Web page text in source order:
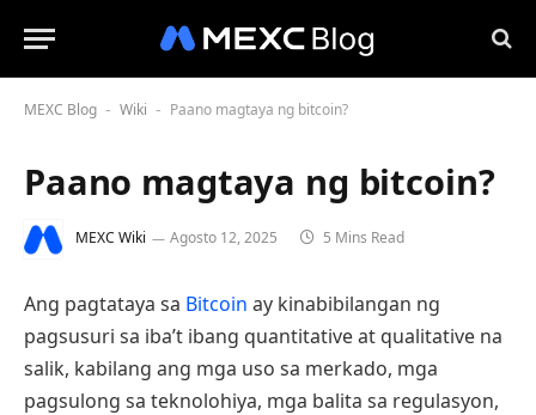
MEXC Blog - Wiki - Paano magtaya ng bitcoin?
Paano magtaya ng bitcoin?
MEXC Wiki Agosto 12, 2025 5 Mins Read
Ang pagtataya sa Bitcoin ay kinabibilangan ng
pagsusuri sa iba’t ibang quantitative at qualitative na
salik, kabilang ang mga uso sa merkado, mga
pagsulong sa teknolohiya, mga balita sa regulasyon,